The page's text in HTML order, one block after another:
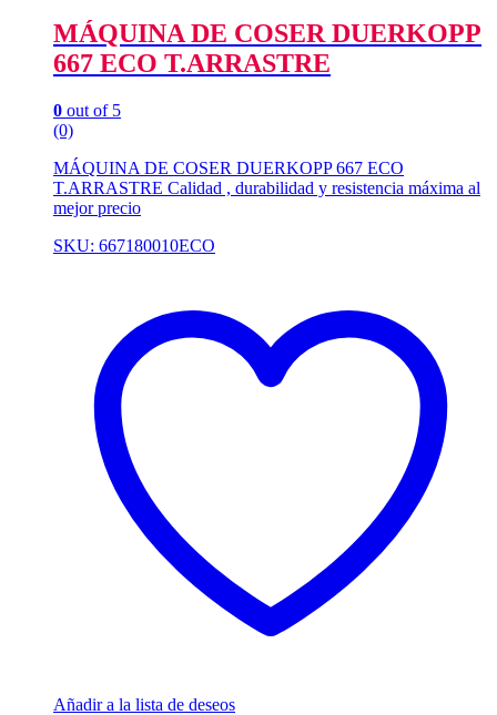
MÁQUINA DE COSER DUERKOPP
667 ECO T.ARRASTRE
0 out of 5
(0)
MÁQUINA DE COSER DUERKOPP 667 ECO
T.ARRASTRE Calidad , durabilidad y resistencia máxima al
mejor precio
SKU: 667180010ECO
Añadir a la lista de deseos